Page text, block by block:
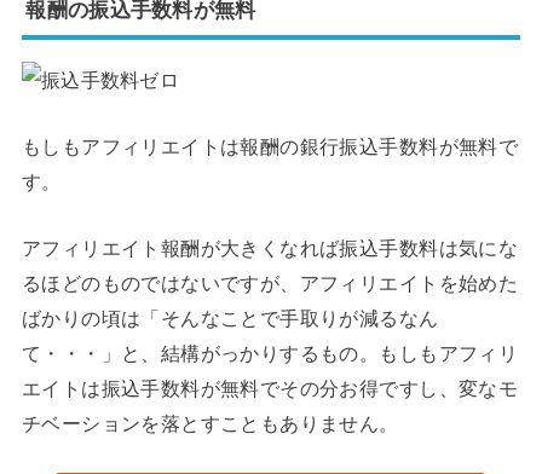
報酬の振込手数料が無料
もしもアフィリエイトは報酬の銀行振込手数料が無料で
す。
アフィリエイト報酬が大きくなれば振込手数料は気にな
るほどのものではないですが、アフィリエイトを始めた
ばかりの頃は「そんなことで手取りが減るなん
て・・・」と、結構がっかりするもの。もしもアフィリ
エイトは振込手数料が無料でその分お得ですし、変なモ
チベーションを落とすこともありません。